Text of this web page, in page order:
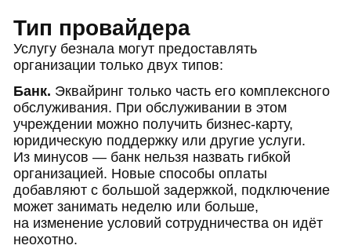
Тип провайдера
Услугу безнала могут предоставлять
организации только двух типов:
Банк. Эквайринг только часть его комплексного
обслуживания. При обслуживании в этом
учреждении можно получить бизнес-карту,
юридическую поддержку или другие услуги.
Из минусов — банк нельзя назвать гибкой
организацией. Новые способы оплаты
добавляют с большой задержкой, подключение
может занимать неделю или больше,
на изменение условий сотрудничества он идёт
неохотно.